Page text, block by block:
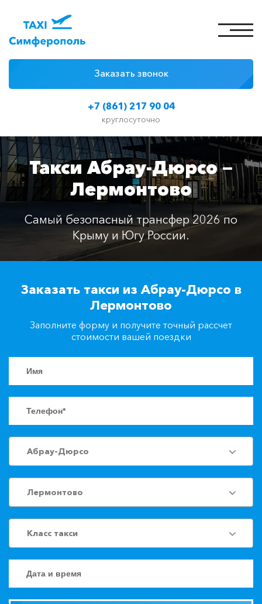
+7 (861) 217 90 04
круглосуточно
Заказать звонок
Цены на такси
Классы автомобилей
Отзывы
Контакты
+7(861)217-90-04
Заказать такси
Такси Абрау-Дюрсо —
Лермонтово
Самый безопасный трансфер 2026 по
Крыму и Югу России.
Заказать такси из Абрау-Дюрсо в
Лермонтово
Заполните форму и получите точный рассчет
стоимости вашей поездки
Абрау-Дюрсо
Лермонтово
Класс такси